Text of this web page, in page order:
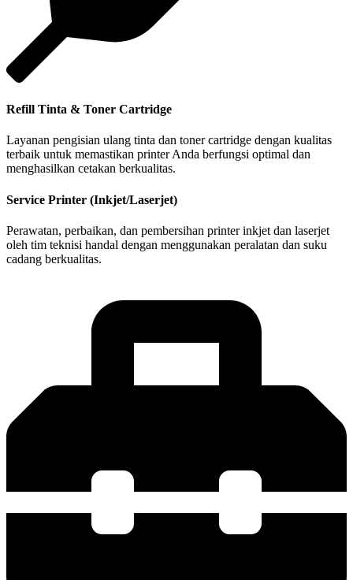
Refill Tinta & Toner Cartridge
Layanan pengisian ulang tinta dan toner cartridge dengan kualitas
terbaik untuk memastikan printer Anda berfungsi optimal dan
menghasilkan cetakan berkualitas.
Service Printer (Inkjet/Laserjet)
Perawatan, perbaikan, dan pembersihan printer inkjet dan laserjet
oleh tim teknisi handal dengan menggunakan peralatan dan suku
cadang berkualitas.